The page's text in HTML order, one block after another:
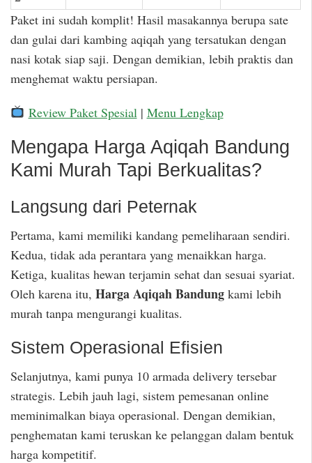
Paket ini sudah komplit! Hasil masakannya berupa sate
dan gulai dari kambing aqiqah yang tersatukan dengan
nasi kotak siap saji. Dengan demikian, lebih praktis dan
menghemat waktu persiapan.
Review Paket Spesial | Menu Lengkap
Mengapa Harga Aqiqah Bandung
Kami Murah Tapi Berkualitas?
Langsung dari Peternak
Pertama, kami memiliki kandang pemeliharaan sendiri.
Kedua, tidak ada perantara yang menaikkan harga.
Ketiga, kualitas hewan terjamin sehat dan sesuai syariat.
Oleh karena itu, Harga Aqiqah Bandung kami lebih
murah tanpa mengurangi kualitas.
Sistem Operasional Efisien
Selanjutnya, kami punya 10 armada delivery tersebar
strategis. Lebih jauh lagi, sistem pemesanan online
meminimalkan biaya operasional. Dengan demikian,
penghematan kami teruskan ke pelanggan dalam bentuk
harga kompetitif.